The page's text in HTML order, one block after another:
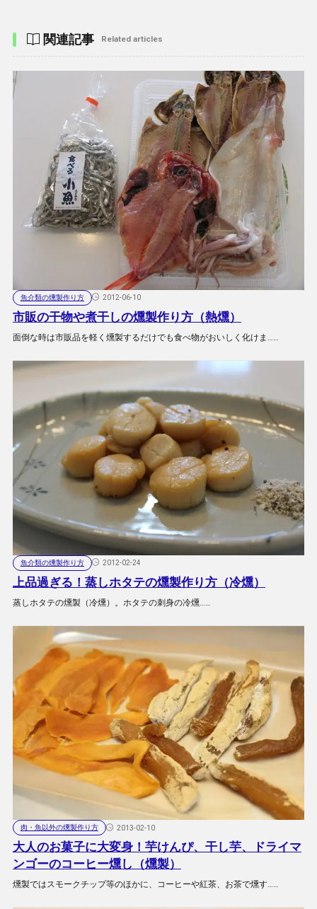
関連記事 Related articles
魚介類の燻製作り方 2012-06-10
市販の干物や煮干しの燻製作り方（熱燻）
面倒な時は市販品を軽く燻製するだけでも食べ物がおいしく化けま……
魚介類の燻製作り方 2012-02-24
上品過ぎる！蒸しホタテの燻製作り方（冷燻）
蒸しホタテの燻製（冷燻）。ホタテの刺身の冷燻……
肉・魚以外の燻製作り方 2013-02-10
大人のお菓子に大変身！芋けんぴ、干し芋、ドライマ
ンゴーのコーヒー燻し（燻製）
燻製ではスモークチップ等のほかに、コーヒーや紅茶、お茶で燻す……